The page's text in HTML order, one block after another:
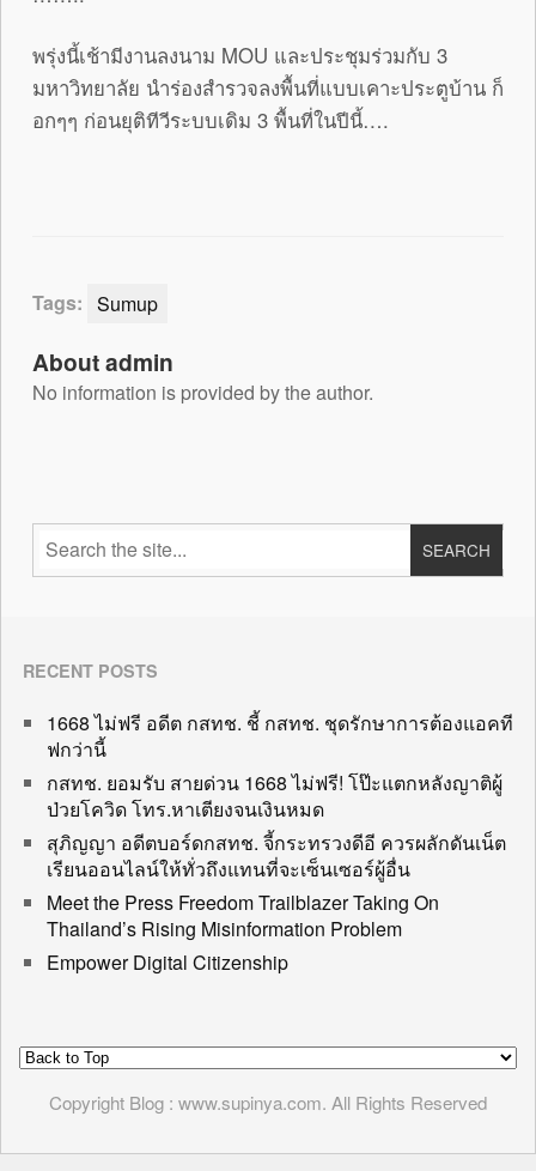
พรุ่งนี้เช้ามีงานลงนาม MOU และประชุมร่วมกับ 3
มหาวิทยาลัย นำร่องสำรวจลงพื้นที่แบบเคาะประตูบ้าน ก็
อกๆๆ ก่อนยุติทีวีระบบเดิม 3 พื้นที่ในปีนี้….
Tags: Sumup
About admin
No information is provided by the author.
RECENT POSTS
1668 ไม่ฟรี อดีต กสทช. ชี้ กสทช. ชุดรักษาการต้องแอคที
ฟกว่านี้
กสทช. ยอมรับ สายด่วน 1668 ไม่ฟรี! โป๊ะแตกหลังญาติผู้
ป่วยโควิด โทร.หาเตียงจนเงินหมด
สุภิญญา อดีตบอร์ดกสทช. จี้กระทรวงดีอี ควรผลักดันเน็ต
เรียนออนไลน์ให้ทั่วถึงแทนที่จะเซ็นเซอร์ผู้อื่น
Meet the Press Freedom Trailblazer Taking On
Thailand’s Rising Misinformation Problem
Empower Digital Citizenship
Copyright Blog : www.supinya.com. All Rights Reserved